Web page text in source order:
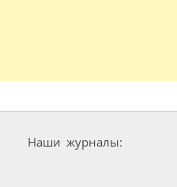
Наши журналы: